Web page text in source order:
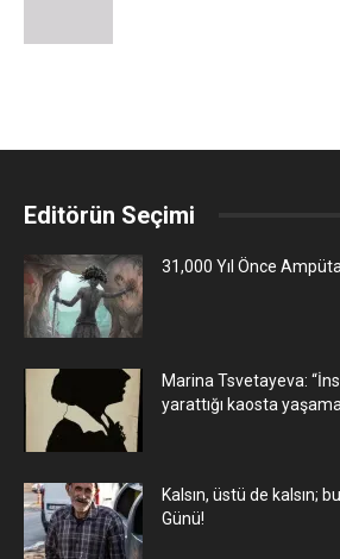
Editörün Seçimi
31,000 Yıl Önce
Marina Tsvetayeva:
yarattığı kaosta
Kalsın, üstü de kalsın;
Günü!